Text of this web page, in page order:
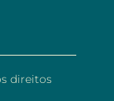
direitos